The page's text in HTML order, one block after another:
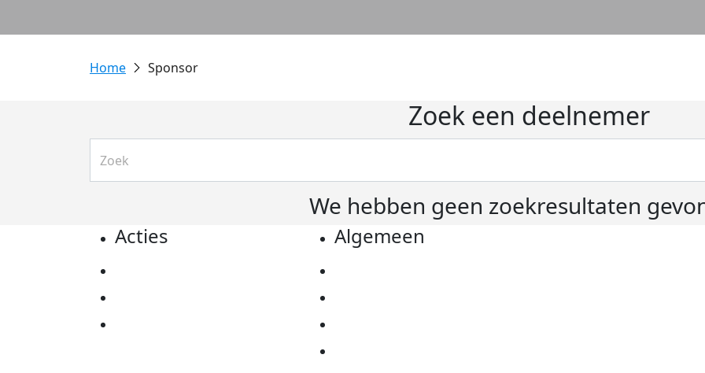
Sponsor
Zoek een deelnemer
We hebben geen zoekresultaten
Acties Algemeen